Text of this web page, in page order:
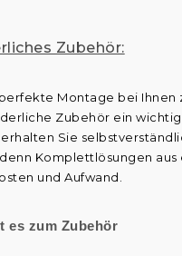
Zubehör:
Montage bei Ihnen
Zubehör ein
Sie
Komplettlösungen aus
und Aufwand.
es zum Zubehör